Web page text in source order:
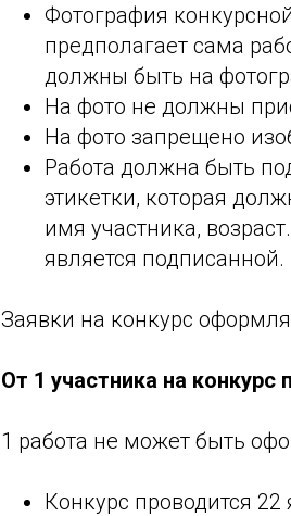
Фотография
предполагает сама
должны быть на
На фото не должны
На фото запрещено
Работа должна быть
этикетки, которая
имя участника,
является подписанной.
Заявки на конкурс
От 1 участника на конкурс
1 работа не может быть
Конкурс проводится 22